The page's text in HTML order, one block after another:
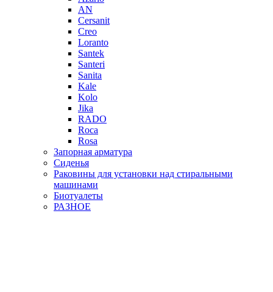
AN
Cersanit
Creo
Loranto
Santek
Santeri
Sanita
Kale
Kolo
Jika
RADO
Roca
Rosa
Запорная арматура
Сиденья
Раковины для установки над стиральными
машинами
Биотуалеты
РАЗНОЕ